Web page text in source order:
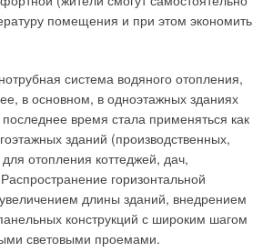
помещения и при этом экономить
система водяного отопления,
в основном, в одноэтажных зданиях
время стала применяться как
зданий (производственных,
отопления коттеджей, дач,
горизонтальной
длины зданий, внедрением
конструкций с широким шагом
световыми проемами.
2. Возможные
фасонных
реактопластов,
потерь на трение в
свою очередь, дает дополнительную
Возможна автоматизация через
связи позволяет
к системе и настраивать
мобильного телефона iPhone через
упрощает управление и
ускорить процесс ввода в
а также предоставляет опцию ведения
приложений.